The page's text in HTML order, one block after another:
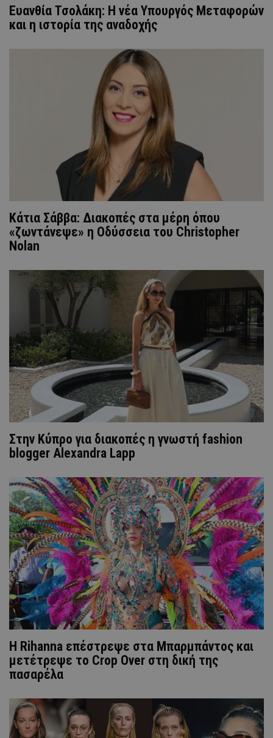
Ευανθία Τσολάκη: Η νέα Υπουργός Μεταφορών
και η ιστορία της αναδοχής
Κάτια Σάββα: Διακοπές στα μέρη όπου
«ζωντάνεψε» η Οδύσσεια του Christopher
Nolan
Στην Κύπρο για διακοπές η γνωστή fashion
blogger Alexandra Lapp
Η Rihanna επέστρεψε στα Μπαρμπάντος και
μετέτρεψε το Crop Over στη δική της
πασαρέλα